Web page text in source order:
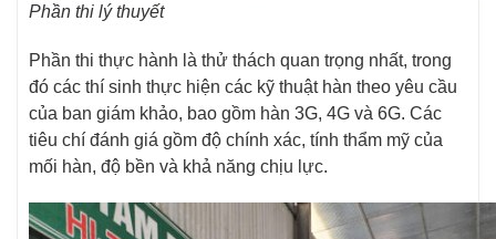
Phần thi lý thuyết
Phần thi thực hành là thử thách quan trọng nhất, trong
đó các thí sinh thực hiện các kỹ thuật hàn theo yêu cầu
của ban giám khảo, bao gồm hàn 3G, 4G và 6G. Các
tiêu chí đánh giá gồm độ chính xác, tính thẩm mỹ của
mối hàn, độ bền và khả năng chịu lực.